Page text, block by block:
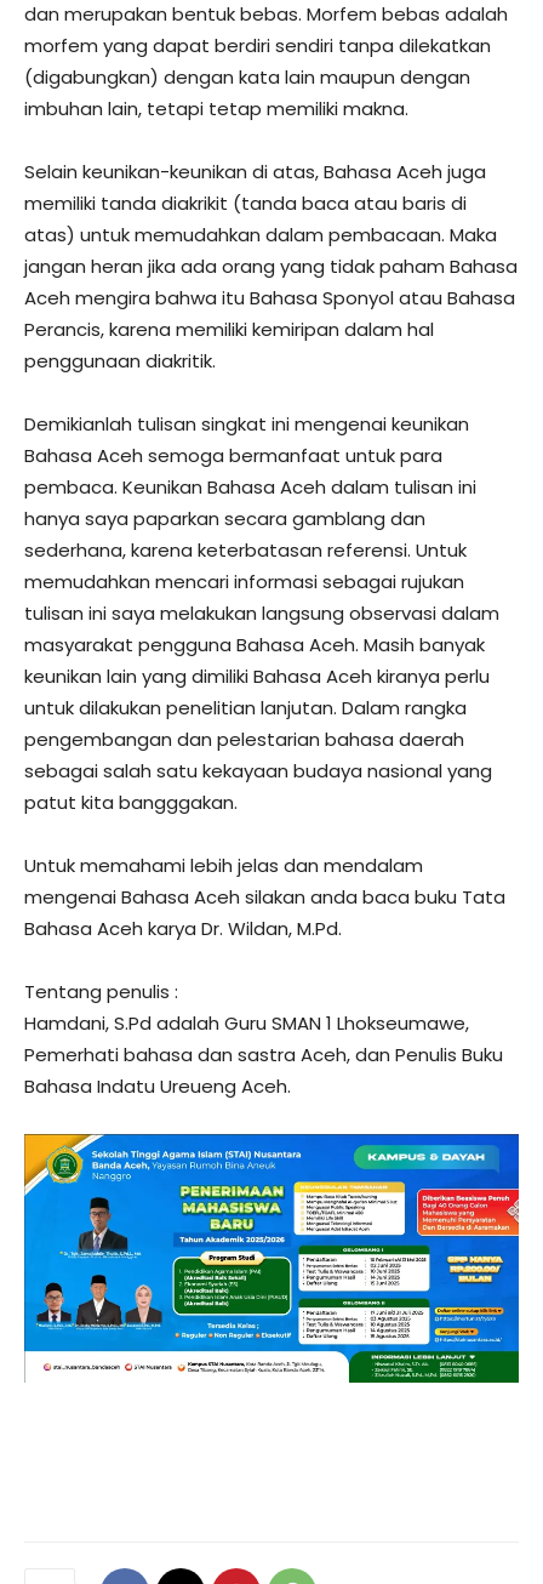
dan merupakan bentuk bebas. Morfem bebas adalah
morfem yang dapat berdiri sendiri tanpa dilekatkan
(digabungkan) dengan kata lain maupun dengan
imbuhan lain, tetapi tetap memiliki makna.
Selain keunikan-keunikan di atas, Bahasa Aceh juga
memiliki tanda diakrikit (tanda baca atau baris di
atas) untuk memudahkan dalam pembacaan. Maka
jangan heran jika ada orang yang tidak paham Bahasa
Aceh mengira bahwa itu Bahasa Sponyol atau Bahasa
Perancis, karena memiliki kemiripan dalam hal
penggunaan diakritik.
Demikianlah tulisan singkat ini mengenai keunikan
Bahasa Aceh semoga bermanfaat untuk para
pembaca. Keunikan Bahasa Aceh dalam tulisan ini
hanya saya paparkan secara gamblang dan
sederhana, karena keterbatasan referensi. Untuk
memudahkan mencari informasi sebagai rujukan
tulisan ini saya melakukan langsung observasi dalam
masyarakat pengguna Bahasa Aceh. Masih banyak
keunikan lain yang dimiliki Bahasa Aceh kiranya perlu
untuk dilakukan penelitian lanjutan. Dalam rangka
pengembangan dan pelestarian bahasa daerah
sebagai salah satu kekayaan budaya nasional yang
patut kita bangggakan.
Untuk memahami lebih jelas dan mendalam
mengenai Bahasa Aceh silakan anda baca buku Tata
Bahasa Aceh karya Dr. Wildan, M.Pd.
Tentang penulis :
Hamdani, S.Pd adalah Guru SMAN 1 Lhokseumawe,
Pemerhati bahasa dan sastra Aceh, dan Penulis Buku
Bahasa Indatu Ureueng Aceh.